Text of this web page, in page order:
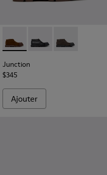
en cuir blanches Pour
Junction - K300475-005 -
Junction -Junction -
Junction
$345
Ajouter